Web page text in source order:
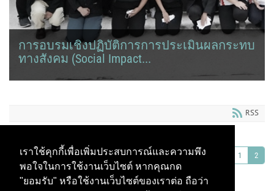
เราใช้คุกกี้เพื่อเพิ่มประสบการณ์และความพึง
พอใจในการใช้งานเว็บไซต์ หากคุณกด
"ยอมรับ" หรือใช้งานเว็บไซต์ของเราต่อ ถือว่า
การอบรมเชิงปฏิบัติการการประเมินผลกระทบ
ทางสังคม (Social Impact...
โดยรองศาสตราจารย์ ดร.ชลวิทย์ เจียรจิตต์ รองอธิการบดีฝ่ายแผนและ
RSS
1 2